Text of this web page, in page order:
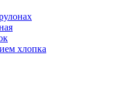
хлопка